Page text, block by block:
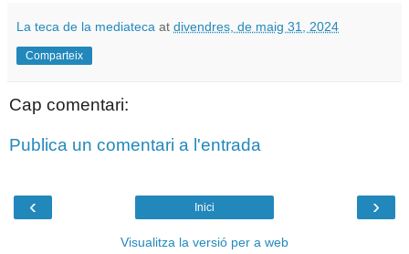
La teca de la mediateca at divendres, de maig 31, 2024
Comparteix
Cap comentari:
Publica un comentari a l'entrada
‹ ›
Inici
Visualitza la versió per a web